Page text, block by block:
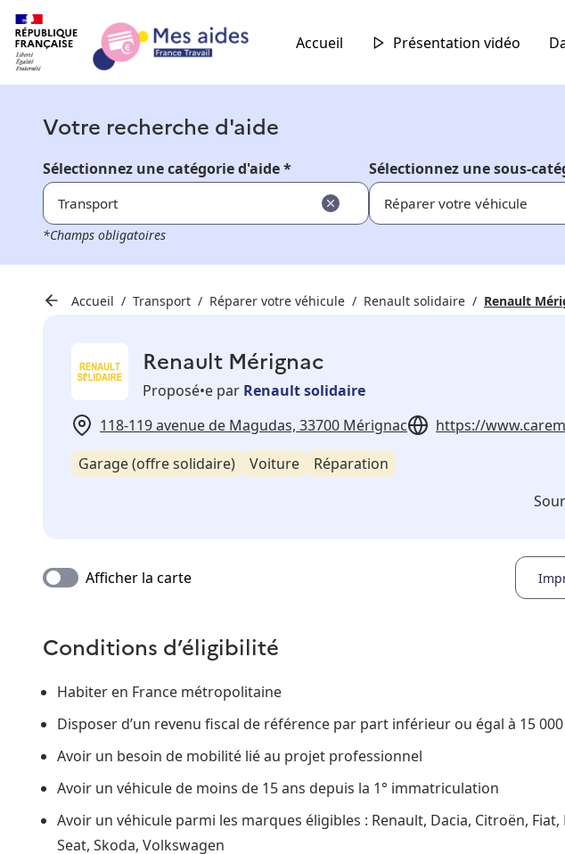
Accueil Présentation vidéo
Votre recherche d'aide
Sélectionnez une catégorie d'aide *
Transport
Sélectionnez une sous-
Réparer votre véhicule
*Champs obligatoires
Accueil Transport Réparer votre véhicule Renault solidaire Renault
Renault Mérignac
Proposé•e par Renault solidaire
118-119 avenue de Magudas, 33700 Mérignac
https://
Garage (offre solidaire)
Voiture
Réparation
Afficher la carte
Conditions d’éligibilité
Habiter en France métropolitaine
Disposer d’un revenu fiscal de référence par part inférieur ou égal à 15
Avoir un besoin de mobilité lié au projet professionnel
Avoir un véhicule de moins de 15 ans depuis la 1° immatriculation
Avoir un véhicule parmi les marques éligibles : Renault, Dacia, Citroën,
Seat, Skoda, Volkswagen